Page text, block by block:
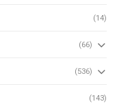
(14)
(66)
(536)
(143)